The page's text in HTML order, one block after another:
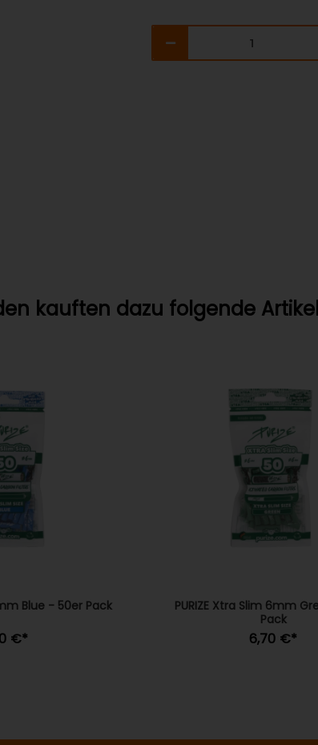
kauften dazu folgende
Blue - 50er Pack
€*
PURIZE Xtra Slim 6mm
Pack
6,70 €*